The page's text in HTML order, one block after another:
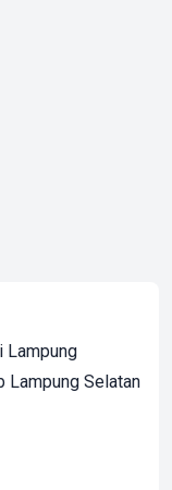
Lampung
Lampung Selatan